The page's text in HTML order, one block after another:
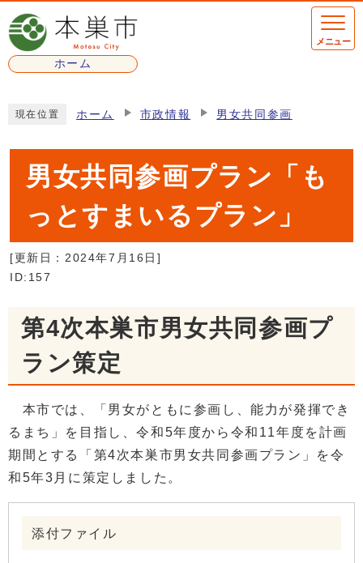
ページの先頭です
ホーム
メニュー
現在位置 ホーム 市政情報 男女共同参画
男女共同参画プラン「も
っとすまいるプラン」
[更新日： 2024年7月16日 ]
ID:157
第4次本巣市男女共同参画プ
ラン策定
本市では、「男女がともに参画し、能力が発揮でき
るまち」を目指し、令和5年度から令和11年度を計画
期間とする「第4次本巣市男女共同参画プラン」を令
和5年3月に策定しました。
添付ファイル